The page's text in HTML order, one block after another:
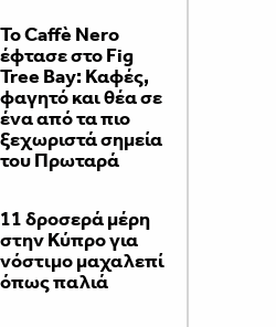
Το Caffè Nero
έφτασε στο Fig
Tree Bay: Καφές,
φαγητό και θέα σε
ένα από τα πιο
ξεχωριστά σημεία
του Πρωταρά
11 δροσερά μέρη
στην Κύπρο για
νόστιμο μαχαλεπί
όπως παλιά